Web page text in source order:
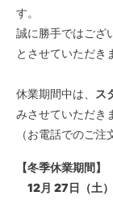
す。
誠に勝手ではござ
とさせていただき
休業期間中は、 ス
みさせていただき
（お電話でのご
【冬季休業期間】
12月 27日（土